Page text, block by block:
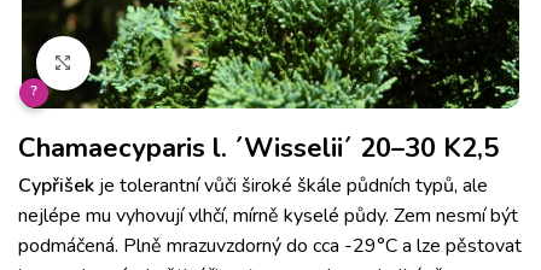
Klikněte pro zvětšení
?
Chamaecyparis l. ´Wisselii´ 20–30 K2,5
Cypřišek je tolerantní vůči široké škále půdních typů, ale
nejlépe mu vyhovují vlhčí, mírně kyselé půdy. Zem nesmí být
podmáčená. Plně mrazuvzdorný do cca -29°C a lze pěstovat